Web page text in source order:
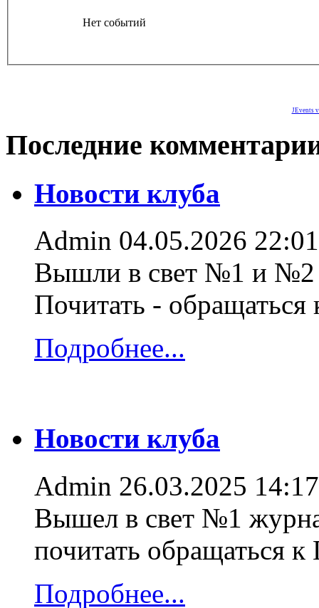
Нет событий
JEvents
Последние
Новости клуба
Admin 04.05.2026 22:01
Вышли в свет №1 и №2
Почитать -
Подробнее...
Новости клуба
Admin 26.03.2025 14:17
Вышел в свет №1
почитать обращаться
Подробнее...